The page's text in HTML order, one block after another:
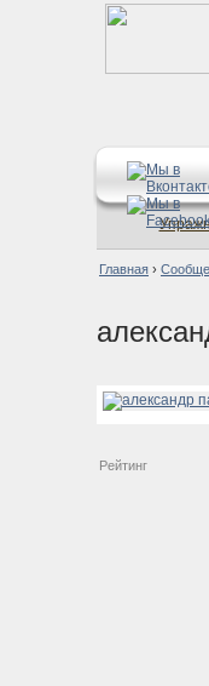
Главная ›
Рейтинг